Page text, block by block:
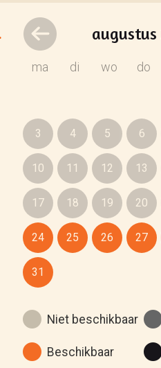
augustus
ma di wo do
3 4 5 6
10 11 12 13
17 18 19 20
24 25 26 27
31
Niet beschikbaar
Beschikbaar